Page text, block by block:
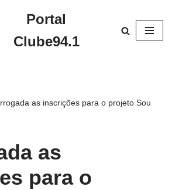
Portal
Clube94.1
as inscrições para o projeto Sou
as
para o